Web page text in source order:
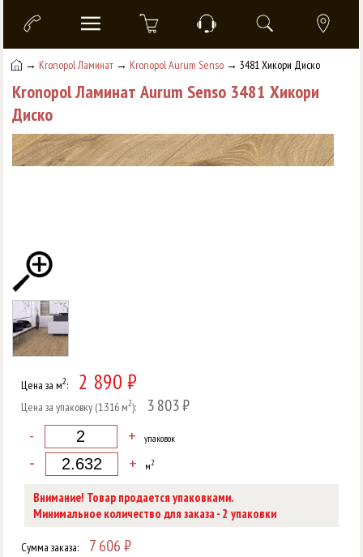
→ Kronopol Ламинат → Kronopol Aurum Senso → 3481 Хикори Диско
Kronopol Ламинат Aurum Senso 3481 Хикори
Диско
Цена за м2: 2 890 ₽
Цена за упаковку (1.316 м2): 3 803 ₽
- + упаковок
- + м2
Внимание! Товар продается упаковками.
Минимальное количество для заказа - 2 упаковки
Сумма заказа: 7 606₽